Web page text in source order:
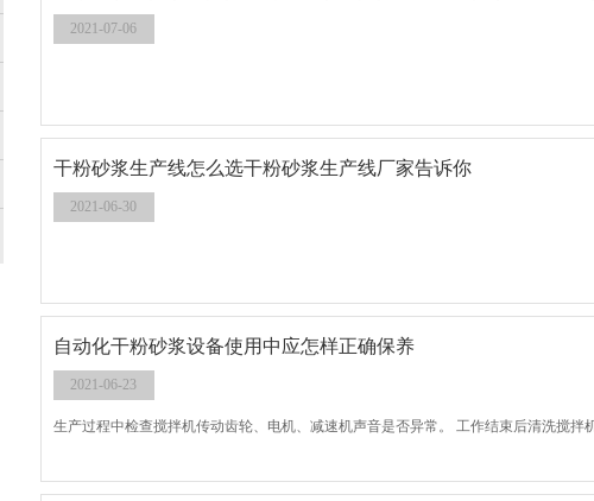
2021-07-06
干粉砂浆生产线怎么选干粉砂浆生产线厂家告诉你
2021-06-30
自动化干粉砂浆设备使用中应怎样正确保养
2021-06-23
生产过程中检查搅拌机传动齿轮、电机、减速机声音是否异常。 工作结束后清洗搅拌